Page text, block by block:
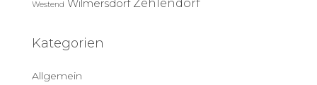
Westend Wilmersdorf Zehlendorf
Kategorien
Allgemein